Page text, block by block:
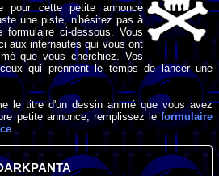
pour cette petite annonce
une piste, n'hésitez pas à
ci-dessous. Vous
aux internautes qui vous ont
que vous cherchiez. Vos
qui prennent le temps de lancer une
le titre d'un dessin animé que vous avez
petite annonce, remplissez leformulaire
.